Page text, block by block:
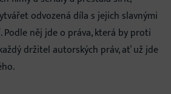
odvozená díla s jejich slavnými
Podle něj jde o práva, která by proti
držitel autorských práv, ať už jde